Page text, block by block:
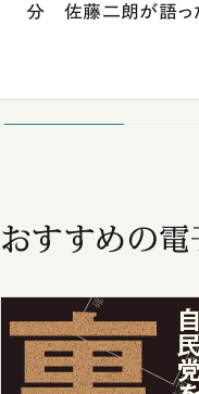
分 佐藤二朗が語った
おすすめの電